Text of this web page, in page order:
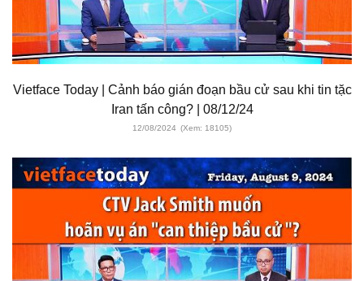
Vietface Today | Cảnh báo gián đoạn bầu cử sau khi tin tặc
Iran tấn công? | 08/12/24
12/08/2024 (Xem: 18105)